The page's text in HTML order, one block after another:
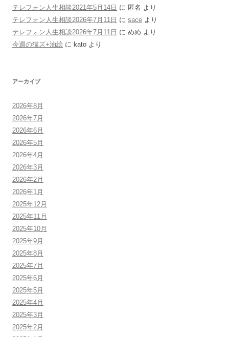
テレフォン人生相談2021年5月14日 に 匿名 より
テレフォン人生相談2026年7月11日 に sace より
テレフォン人生相談2026年7月11日 に めめ より
今週の猫ズ+油絵 に kato より
アーカイブ
2026年8月
2026年7月
2026年6月
2026年5月
2026年4月
2026年3月
2026年2月
2026年1月
2025年12月
2025年11月
2025年10月
2025年9月
2025年8月
2025年7月
2025年6月
2025年5月
2025年4月
2025年3月
2025年2月